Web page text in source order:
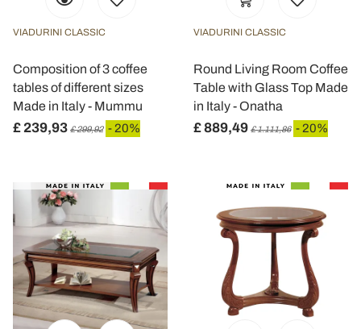
VIADURINI CLASSIC
Composition of 3 coffee
tables of different sizes
Made in Italy - Mummu
£ 239,93 £ 299,92 - 20%
VIADURINI CLASSIC
Round Living Room Coffee
Table with Glass Top Made
in Italy - Onatha
£ 889,49 £ 1.111,86 - 20%